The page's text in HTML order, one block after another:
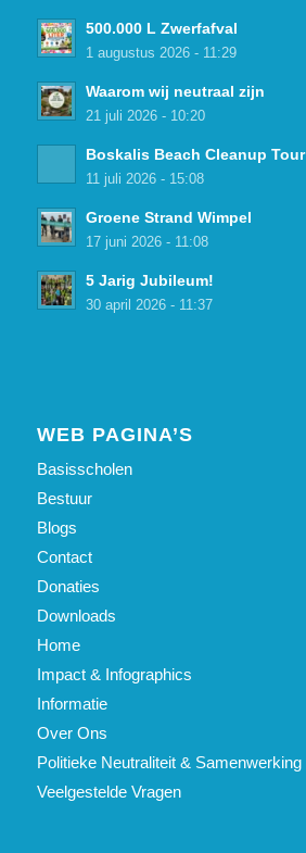
500.000 L Zwerfafval
1 augustus 2026 - 11:29
Waarom wij neutraal zijn
21 juli 2026 - 10:20
Boskalis Beach Cleanup Tour
11 juli 2026 - 15:08
Groene Strand Wimpel
17 juni 2026 - 11:08
5 Jarig Jubileum!
30 april 2026 - 11:37
WEB PAGINA’S
Basisscholen
Bestuur
Blogs
Contact
Donaties
Downloads
Home
Impact & Infographics
Informatie
Over Ons
Politieke Neutraliteit & Samenwerking
Veelgestelde Vragen